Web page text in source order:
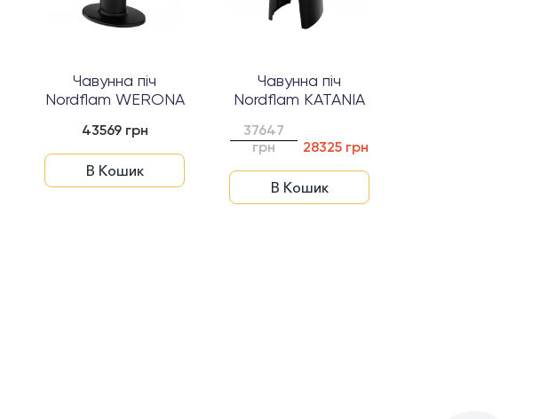
Чавунна піч
Nordflam WERONA
43569 грн
В Кошик
Чавунна піч
Nordflam KATANIA
37647
грн
28325 грн
В Кошик